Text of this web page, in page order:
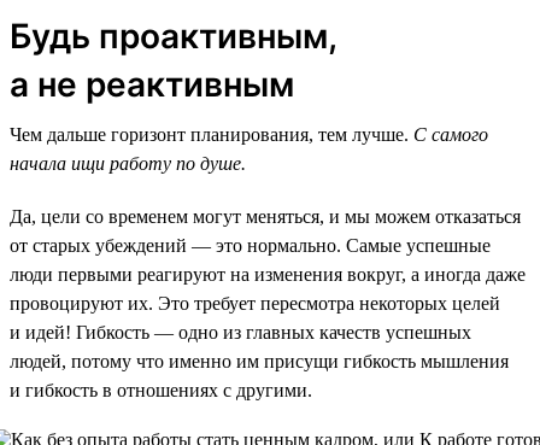
Будь проактивным,
а не реактивным
Чем дальше горизонт планирования, тем лучше. С самого
начала ищи работу по душе.
Да, цели со временем могут меняться, и мы можем отказаться
от старых убеждений — это нормально. Самые успешные
люди первыми реагируют на изменения вокруг, а иногда даже
провоцируют их. Это требует пересмотра некоторых целей
и идей! Гибкость — одно из главных качеств успешных
людей, потому что именно им присущи гибкость мышления
и гибкость в отношениях с другими.